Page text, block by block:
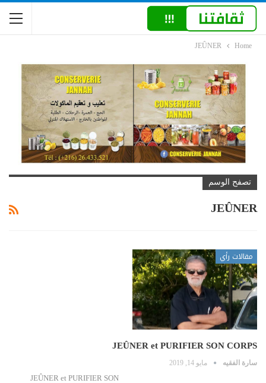
Home
JEÛNER
تصفح الوسم
JEÛNER
مقالات رأي
JEÛNER et PURIFIER SON CORPS
سارة الفقيه مايو 14, 2019
JEÛNER et PURIFIER SON